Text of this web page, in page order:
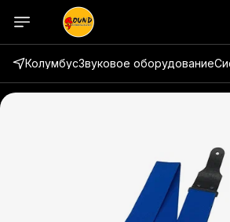
КолумбусЗвуковое оборудование